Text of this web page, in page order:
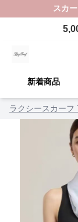
スカ
新着商品
ラクシースカーフ